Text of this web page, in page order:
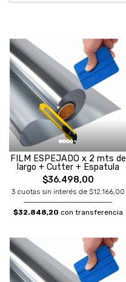
FILM ESPEJADO x 2 mts de
largo + Cutter + Espatula
$36.498,00
3 cuotas sin interés de $12.166,00
$32.848,20 con transferencia